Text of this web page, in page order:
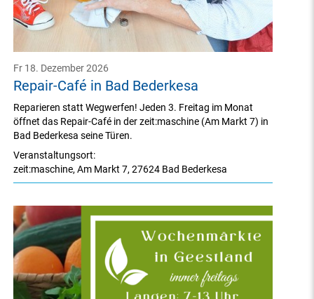
Repair-Café in Bad Bederkesa
Fr 18. Dezember 2026
Veranstaltungsort:
zeit:maschine,Am Markt 7,27624 Bad Bederkesa
Reparieren statt Wegwerfen! Jeden 3. Freitag im Monat
öffnet das Repair-Café in der zeit:maschine (Am Markt 7) in
Bad Bederkesa seine Türen.